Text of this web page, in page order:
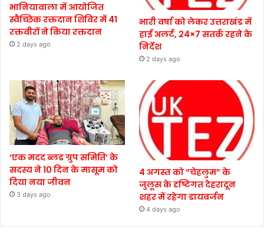
भानियावाला में आयोजित
स्वैच्छिक रक्तदान शिविर में 41
रक्तवीरों ने किया रक्तदान
2 days ago
भारी वर्षा को लेकर उत्तराखंड में
हाई अलर्ट, 24×7 सतर्क रहने के
निर्देश
2 days ago
‘एक मदद ब्लड ग्रुप समिति’ के
सदस्य ने 10 दिन के मासूम को
दिया नया जीवन
3 days ago
4 अगस्त को “चेहलुम” के
जुलूस के दृष्टिगत देहरादून
शहर में रहेगा डायवर्जन
4 days ago